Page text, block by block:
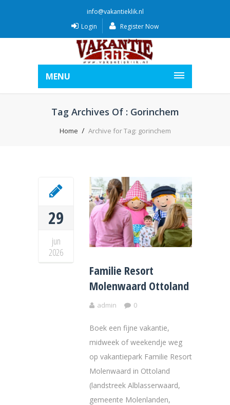
info@vakantieklik.nl
Login
Register Now
MENU
Tag Archives Of : Gorinchem
Home Archive for Tag: gorinchem
29
jun
2026
Familie Resort
Molenwaard Ottoland
admin 0
Boek een fijne vakantie,
midweek of weekendje weg
op vakantiepark Familie Resort
Molenwaard in Ottoland
(landstreek Alblasserwaard,
gemeente Molenlanden,